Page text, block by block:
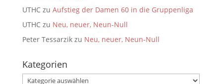
UTHCzu Aufstieg der Damen 60 in die Gruppenliga
UTHCzu Neu, neuer, Neun-Null
Peter Tessarzikzu Neu, neuer, Neun-Null
Kategorien
Kategorien